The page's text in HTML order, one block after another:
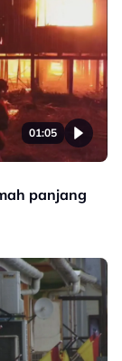
01:05
panjang